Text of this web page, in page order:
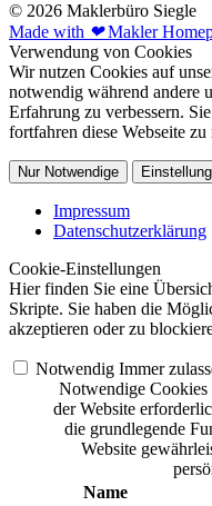
© 2026 Maklerbüro Siegle
Made with ❤Makler
Verwendung von Cookies
Wir nutzen Cookies auf
notwendig während andere
Erfahrung zu verbessern.
fortfahren diese Webseite zu
Nur Notwendige
Impressum
Datenschutzerklärung
Cookie-Einstellungen
Hier finden Sie eine
Skripte. Sie haben die
akzeptieren oder zu
Notwendig Immer
Notwendige Cookies
der Website
die grundlegende
Website
Name